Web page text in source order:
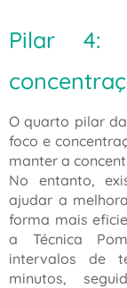
Pilar 4:
O quarto pilar
foco e
manter a
No entanto,
ajudar a
forma mais
a Técnica
intervalos de
minutos,